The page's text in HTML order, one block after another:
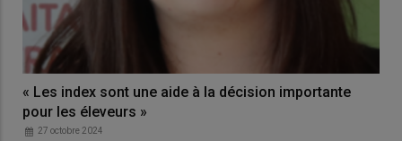
« Les index sont une aide à la décision importante
pour les éleveurs »
27 octobre 2024